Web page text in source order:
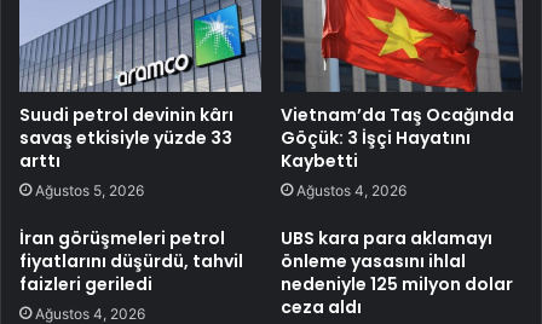
Suudi petrol devinin kârı
savaş etkisiyle yüzde 33
arttı
Ağustos 5, 2026
Vietnam’da Taş Ocağında
Göçük: 3 İşçi Hayatını
Kaybetti
Ağustos 4, 2026
İran görüşmeleri petrol
fiyatlarını düşürdü, tahvil
faizleri geriledi
Ağustos 4, 2026
UBS kara para aklamayı
önleme yasasını ihlal
nedeniyle 125 milyon dolar
ceza aldı